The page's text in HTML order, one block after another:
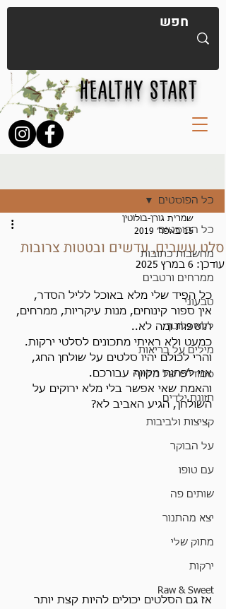
HEALTHY START
כל הפוסטים
מחשבות כתובות
ממרחים ורטבים
טבעוני
ללא גלוטן
מילים על בריאות
סמודי'ס של הלייף
תזונת ילדים
קציצות ולביבות
על הבוקר
עם טופו
שותים פה
יצא מהתנור
מתוק שלי
ירקות
Raw & Sweet
כל הפוסטים
סלט עשבים, עדשים ובטטות צרובות
שמרית גורן-בולוטין
15 באפר׳ 2019
עודכן: 6 במרץ 2025
כל הפיד שלי מלא באוכל לליל הסדר,
אין ספור קינוחים, מנות עיקריות, ממרחים,
תוספות ומה לא..
כמעט ולא ראיתי מתכונים לסלטי ירקות.
והרי לכולם יהיו סלטים על שולחן החג,
אני לפחות מקווה עבורכם.
והאמת שאי אפשר בלי מלא ירוקים על
השולחן, הגיע האביב לא?
אז גם הסלטים יכולים להיות קצת יותר